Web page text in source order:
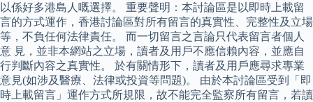
以係好多港島人嘅選擇。 重要聲明：本討論區是以即時上載留
言的方式運作，香港討論區對所有留言的真實性、完整性及立場
等，不負任何法律責任。 而一切留言之言論只代表留言者個人
意 見，並非本網站之立場，讀者及用戶不應信賴內容，並應自
行判斷內容之真實性。 於有關情形下，讀者及用戶應尋求專業
意見(如涉及醫療、法律或投資等問題)。 由於本討論區受到「即
時上載留言」運作方式所規限，故不能完全監察所有留言，若讀